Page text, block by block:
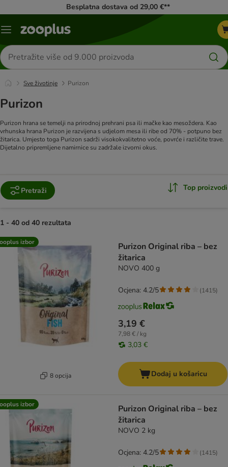
Besplatna dostava od 29,00 €**
Izbornik
Traži
proizvode
Sve životinje Purizon
Purizon
Purizon hrana se temelji na prirodnoj prehrani psa ili mačke kao mesoždera. Kao
vrhunska hrana Purizon je razvijena s udjelom mesa ili ribe od 70% - potpuno bez
žitarica. Umjesto toga Purizon sadrži visokokvalitetno voće, povrće i različite trave.
Dijetalno pripremljene namirnice su zadržale izvorni okus.
Pretraži Top proizvodi
1 - 40 od 40 rezultata
artikli proizvoda su promijenjeni
izbor
8 opcija
Purizon Original riba – bez
žitarica
NOVO 400 g
3,19 €
7,98 € / kg
3,03 €
Ocjena: 4.2/5 (1415)
Dodaj u košaricu
izbor
Purizon Original riba – bez
žitarica
NOVO 2 kg
Ocjena: 4.2/5 (1415)